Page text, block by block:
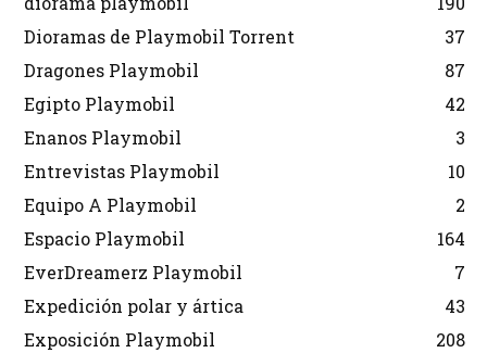
Dioramas de Playmobil Torrent
37
Dragones Playmobil
87
Egipto Playmobil
42
Enanos Playmobil
3
Entrevistas Playmobil
10
Equipo A Playmobil
2
Espacio Playmobil
164
EverDreamerz Playmobil
7
Expedición polar y ártica
43
Exposición Playmobil
208